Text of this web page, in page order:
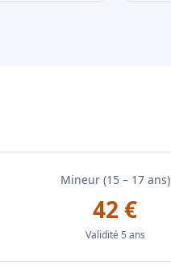
Mineur (15 – 17 ans)
42 €
Validité 5 ans